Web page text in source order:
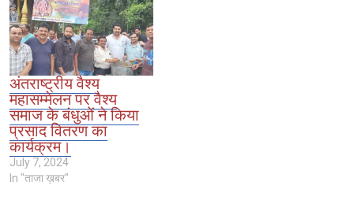
अंतराष्ट्रीय वैश्य
महासम्मेलन पर वैश्य
समाज के बंधुओं ने किया
प्रसाद वितरण का
कार्यक्रम।
July 7, 2024
In "ताजा ख़बर"